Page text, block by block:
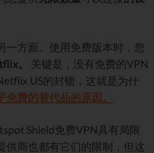
一方面。使用免费版本时，您
。 关键是，没有免费的VPN
US的封锁，这就是为什
免费的替代品的原因。
Shield免费VPN具有局限
供商也都有它们的限制，但这